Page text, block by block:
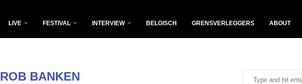
LIVE FESTIVAL INTERVIEW BELGISCH GRENSVERLEGGERS ABOUT
ROB BANKEN